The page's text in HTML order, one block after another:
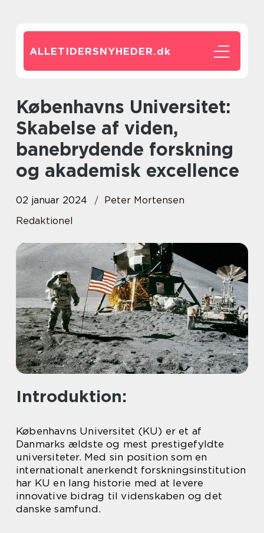
ALLETIDERSNYHEDER.dk
Københavns Universitet:
Skabelse af viden,
banebrydende forskning
og akademisk excellence
02 januar 2024
Peter Mortensen
Redaktionel
Introduktion:
Københavns Universitet (KU) er et af
Danmarks ældste og mest prestigefyldte
universiteter. Med sin position som en
internationalt anerkendt forskningsinstitution
har KU en lang historie med at levere
innovative bidrag til videnskaben og det
danske samfund.